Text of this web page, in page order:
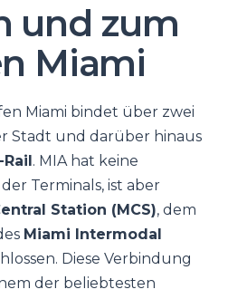
und zum
Miami
Miami bindet über zwei
Stadt und darüber hinaus
. MIA hat keine
Terminals, ist aber
Station (MCS), dem
Miami Intermodal
Diese Verbindung
der beliebtesten